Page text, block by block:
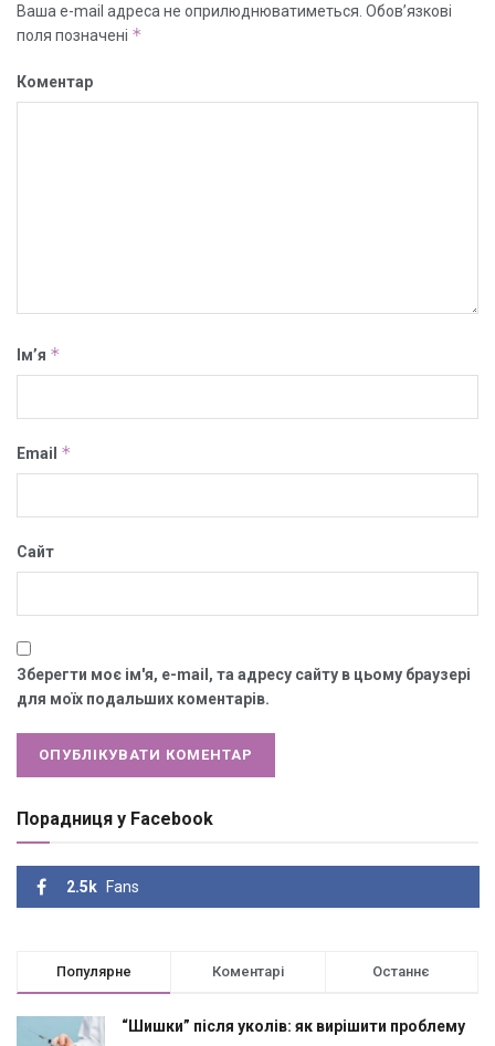
Ваша e-mail адреса не оприлюднюватиметься. Обов’язкові
поля позначені *
Коментар
Ім’я *
Email *
Сайт
Зберегти моє ім'я, e-mail, та адресу сайту в цьому браузері
для моїх подальших коментарів.
Порадниця у Facebook
2.5k Fans
Популярне Коментарі Останнє
“Шишки” після уколів: як вирішити проблему